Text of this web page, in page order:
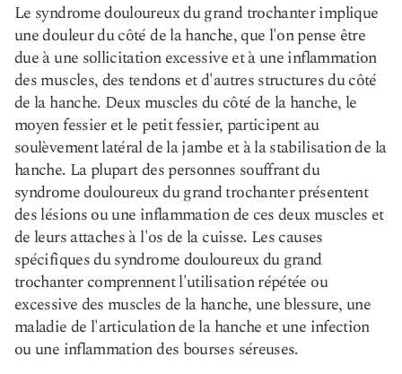
Le syndrome douloureux du grand trochanter implique
une douleur du côté de la hanche, que l'on pense être
due à une sollicitation excessive et à une inflammation
des muscles, des tendons et d'autres structures du côté
de la hanche. Deux muscles du côté de la hanche, le
moyen fessier et le petit fessier, participent au
soulèvement latéral de la jambe et à la stabilisation de la
hanche. La plupart des personnes souffrant du
syndrome douloureux du grand trochanter présentent
des lésions ou une inflammation de ces deux muscles et
de leurs attaches à l'os de la cuisse. Les causes
spécifiques du syndrome douloureux du grand
trochanter comprennent l'utilisation répétée ou
excessive des muscles de la hanche, une blessure, une
maladie de l'articulation de la hanche et une infection
ou une inflammation des bourses séreuses.